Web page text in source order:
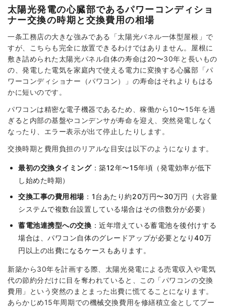
太陽光発電の心臓部であるパワーコンディショ
ナー交換の時期と交換費用の相場
一条工務店の大きな強みである「太陽光パネル一体型屋根」で
すが、こちらも完全に放置できるわけではありません。屋根に
敷き詰められた太陽光パネル自体の寿命は20〜30年と長いもの
の、発電した電気を家庭内で使える電力に変換する心臓部「パ
ワーコンディショナー（パワコン）」の寿命はそれよりもはる
かに短いのです。
パワコンは精密な電子機器であるため、稼働から10〜15年を過
ぎると内部の基盤やコンデンサが寿命を迎え、突然発電しなく
なったり、エラー表示が出て停止したりします。
交換時期と費用負担のリアルな目安は以下のようになります。
最初の交換タイミング：築12年〜15年頃（発電効率が低下
し始めた時期）
交換工事の費用相場 ：1台あたり約20万円〜30万円（大容量
システムで複数台設置している場合はその倍数分が必要）
蓄電池連携型への交換 ：近年増えている蓄電池を後付けする
場合は、パワコン自体のグレードアップが必要となり40万
円以上の出費になるケースもあります。
新築から30年を計画する際、太陽光発電による売電収入や電気
代の節約分だけに目を奪われていると、この「パワコンの交換
費用」という突然のまとまった出費に慌てることになります。
あらかじめ15年周期での機械交換費用を修繕積立金としてプー